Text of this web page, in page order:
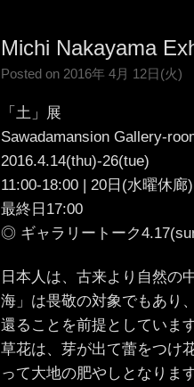
Michi Nakayama
Posted on 2016年 4月 12日(火)
「土」展
Sawadamansion Gallery-
2016.4.14(thu)-26(tue)
11:00-18:00 | 20日(水曜休廊)
最終日17:00
◎ ギャラリートーク
日本人は、古来より自然の
海」は畏敬の対象でもあり
還ることを前提としていま
草花は、芽が出て蕾をつけ
って大地の肥やしとなりま